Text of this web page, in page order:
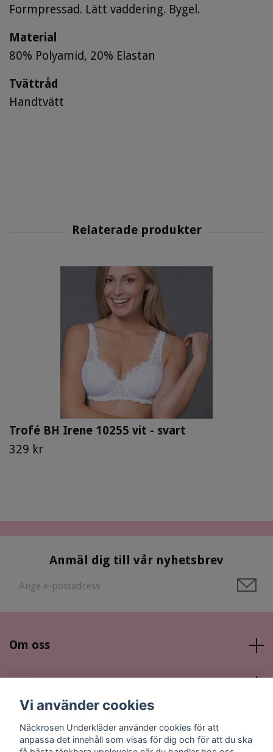
Formpressad. Lätt vaddering. Bygel.
Material
80% Polyamid, 20% Elastan
Tvättråd
Handtvätt
Trofé BH Irene 10255 vit - svart
329 kr
Anmäl dig till vår nyhetsbrev
Om oss
Sociala medier
Vi använder cookies
Näckrosen Underkläder använder cookies för att
anpassa det innehåll som visas för dig och för att du ska